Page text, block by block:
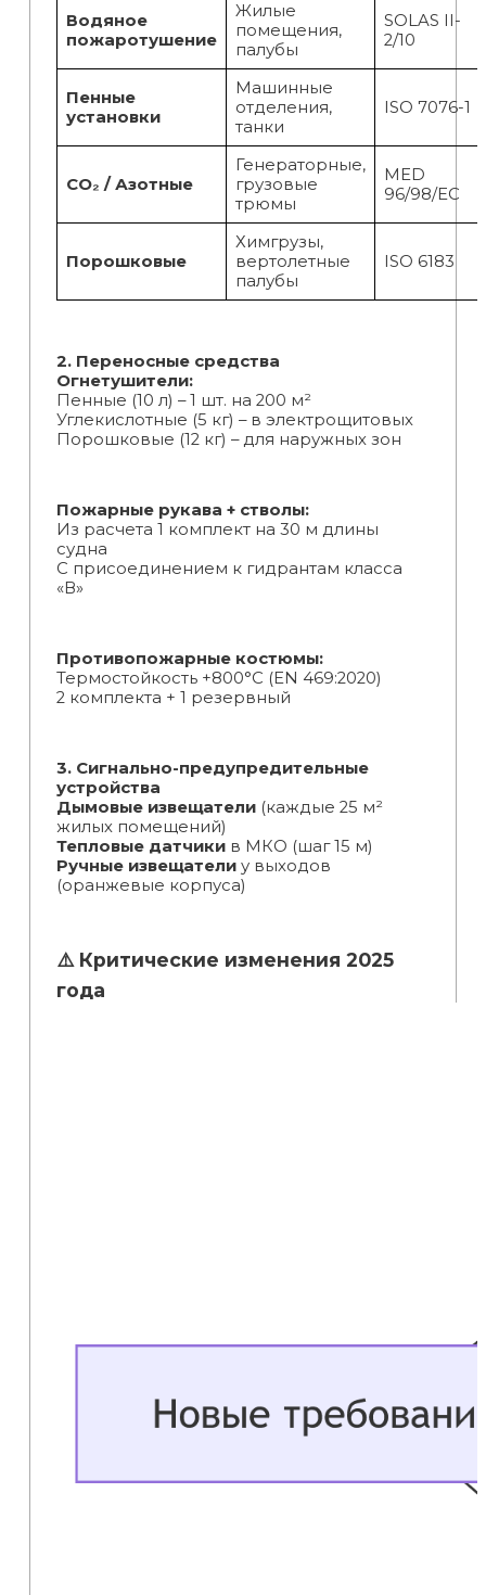
Водяное
пожаротушение
Жилые
помещения,
палубы
SOLAS II-
2/10
Пенные
установки
Машинные
отделения,
танки
ISO 7076-1
CO₂ / Азотные
Генераторные,
грузовые
трюмы
MED
96/98/EC
Порошковые
Химгрузы,
вертолетные
палубы
ISO 6183
2. Переносные средства
Огнетушители:
Пенные (10 л) – 1 шт. на 200 м²
Углекислотные (5 кг) – в электрощитовых
Порошковые (12 кг) – для наружных зон
Пожарные рукава + стволы:
Из расчета 1 комплект на 30 м длины
судна
С присоединением к гидрантам класса
«В»
Противопожарные костюмы:
Термостойкость +800°C (EN 469:2020)
2 комплекта + 1 резервный
3. Сигнально-предупредительные
устройства
Дымовые извещатели(каждые 25 м²
жилых помещений)
Тепловые датчикив МКО (шаг 15 м)
Ручные извещателиу выходов
(оранжевые корпуса)
⚠️ Критические изменения 2025
года